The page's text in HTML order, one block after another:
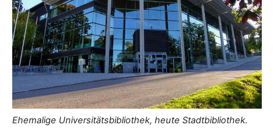
Ehemalige Universitätsbibliothek, heute Stadtbibliothek.